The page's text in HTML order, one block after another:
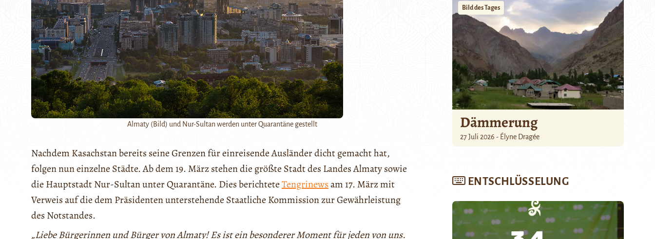
Almaty (Bild) und Nur-Sultan werden unter Quarantäne gestellt
Nachdem Kasachstan bereits seine Grenzen für einreisende Ausländer dicht gemacht hat,
folgen nun einzelne Städte. Ab dem 19. März stehen die größte Stadt des Landes Almaty sowie
die Hauptstadt Nur-Sultan unter Quarantäne. Dies berichteteTengrinewsam 17. März mit
Verweis auf die dem Präsidenten unterstehende Staatliche Kommission zur Gewährleistung
des Notstandes.
„Liebe Bürgerinnen und Bürger von Almaty! Es ist ein besonderer Moment für jeden von uns.
Bild des Tages
Dämmerung
27 Juli 2026 - Élyne Dragée
ENTSCHLÜSSELUNG